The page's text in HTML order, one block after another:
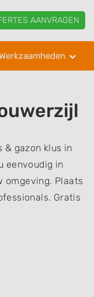
AANVRAGEN
& gazon klus in
eenvoudig in
omgeving. Plaats
Gratis